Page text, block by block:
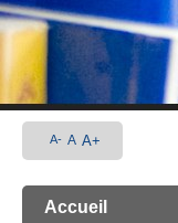
A- A A+
Accueil